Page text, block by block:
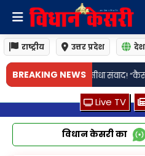
राष्ट्रीय उत्तर प्रदेश
BREAKING NEWS
“कैसा हो अपना उत्तराखंड?” - नई पीढ़ी
Live TV
विधान केसरी का